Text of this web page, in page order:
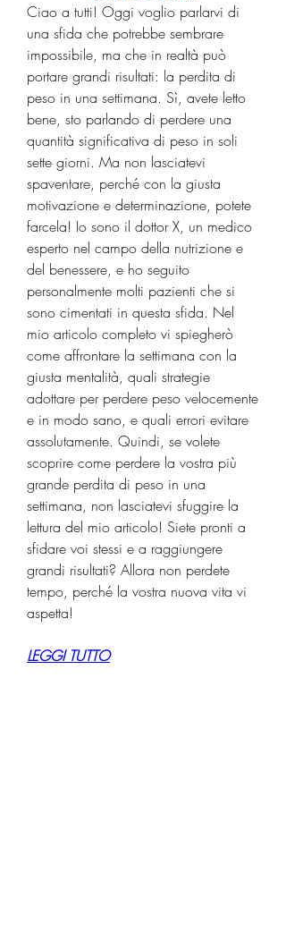
Ciao a tutti! Oggi voglio parlarvi di
una sfida che potrebbe sembrare
impossibile, ma che in realtà può
portare grandi risultati: la perdita di
peso in una settimana. Sì, avete letto
bene, sto parlando di perdere una
quantità significativa di peso in soli
sette giorni. Ma non lasciatevi
spaventare, perché con la giusta
motivazione e determinazione, potete
farcela! Io sono il dottor X, un medico
esperto nel campo della nutrizione e
del benessere, e ho seguito
personalmente molti pazienti che si
sono cimentati in questa sfida. Nel
mio articolo completo vi spiegherò
come affrontare la settimana con la
giusta mentalità, quali strategie
adottare per perdere peso velocemente
e in modo sano, e quali errori evitare
assolutamente. Quindi, se volete
scoprire come perdere la vostra più
grande perdita di peso in una
settimana, non lasciatevi sfuggire la
lettura del mio articolo! Siete pronti a
sfidare voi stessi e a raggiungere
grandi risultati? Allora non perdete
tempo, perché la vostra nuova vita vi
aspetta!
LEGGI TUTTO